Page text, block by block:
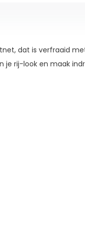
dat is verfraaid
je rij-look en maak